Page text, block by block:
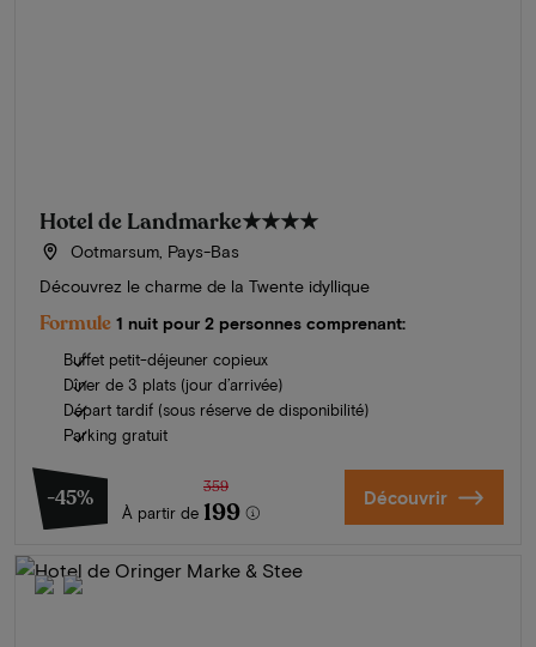
Hotel de Landmarke★★★★
Ootmarsum, Pays-Bas
Découvrez le charme de la Twente idyllique
Formule 1 nuit pour 2 personnes comprenant:
Buffet petit-déjeuner copieux
Dîner de 3 plats (jour d’arrivée)
Départ tardif (sous réserve de disponibilité)
Parking gratuit
-45%
À partir de
359
199 Découvrir